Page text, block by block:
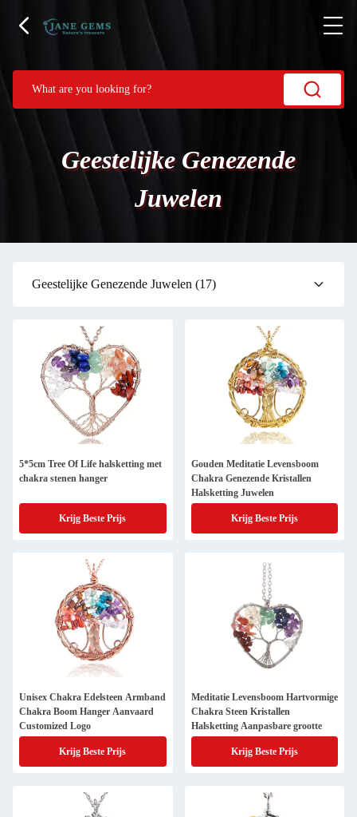
Geestelijke Genezende
Juwelen
Geestelijke Genezende Juwelen (17)
5*5cm Tree Of Life halsketting met
chakra stenen hanger
Krijg Beste Prijs
Gouden Meditatie Levensboom
Chakra Genezende Kristallen
Halsketting Juwelen
Krijg Beste Prijs
Unisex Chakra Edelsteen Armband
Chakra Boom Hanger Aanvaard
Customized Logo
Krijg Beste Prijs
Meditatie Levensboom Hartvormige
Chakra Steen Kristallen
Halsketting Aanpasbare grootte
Krijg Beste Prijs